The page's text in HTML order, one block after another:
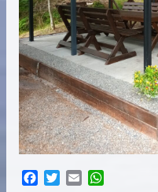
FacebookTwitterEmail